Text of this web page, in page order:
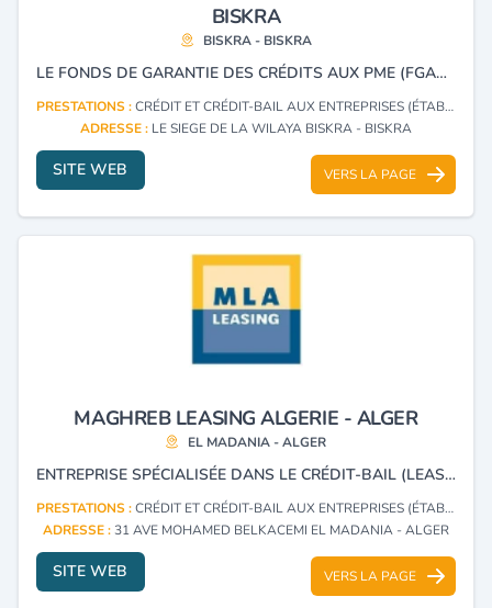
BISKRA
BISKRA - BISKRA
LE FONDS DE GARANTIE DES CRÉDITS AUX PME (FGAR) EST UN ÉTABLISSEMENT PUBLIC A CARACTÈRE INDUSTRIEL ET COMMERCIAL (EPIC) DOTÉ DE LA PERSONNALITÉ MORALE ET DE L’AUTONOMIE FINANCIÈRE. IL A POUR MISSION DE FACILITER L’ACCÈS DES PETITES ET MOYENNES ENTREPRISES AU FINANCEMENT BANCAIRE EN GARANTISSANT LES CRÉDITS D’INVESTISSEMENT DESTINÉS À LA CRÉATION, L’EXTENSION OU LA MODERNISATION DE LEURS ACTIVITÉS.
PRESTATIONS :CRÉDIT ET CRÉDIT-BAIL AUX ENTREPRISES (ÉTABLISSEMENTS)
ADRESSE : LE SIEGE DE LA WILAYA BISKRA - BISKRA
SITE WEB VERS LA PAGE
MAGHREB LEASING ALGERIE - ALGER
EL MADANIA - ALGER
ENTREPRISE SPÉCIALISÉE DANS LE CRÉDIT-BAIL (LEASING) ET LA LOCATION LONGUE DURÉE (LLD).
PRESTATIONS :CRÉDIT ET CRÉDIT-BAIL AUX ENTREPRISES (ÉTABLISSEMENTS)
ADRESSE :31 AVE MOHAMED BELKACEMI EL MADANIA - ALGER
SITE WEB VERS LA PAGE